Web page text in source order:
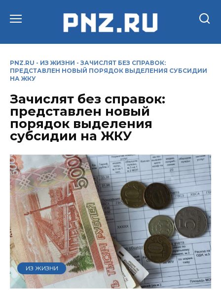
PNZ.RU - ИЗ ЖИЗНИ - ЗАЧИСЛЯТ БЕЗ СПРАВОК:
ПРЕДСТАВЛЕН НОВЫЙ ПОРЯДОК ВЫДЕЛЕНИЯ СУБСИДИИ
НА ЖКУ
Зачислят без справок:
представлен новый
порядок выделения
субсидии на ЖКУ
ИЗ ЖИЗНИ